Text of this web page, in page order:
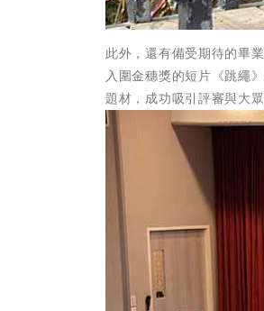
此外，還有備受期待的畢
入圍金穗獎的短片《跳繩
題材，成功吸引評審與大眾